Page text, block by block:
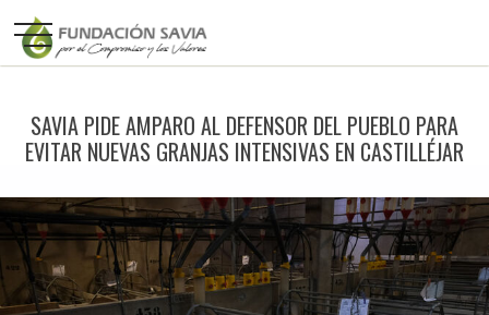
SAVIA PIDE AMPARO AL DEFENSOR DEL PUEBLO PARA
EVITAR NUEVAS GRANJAS INTENSIVAS EN CASTILLÉJAR